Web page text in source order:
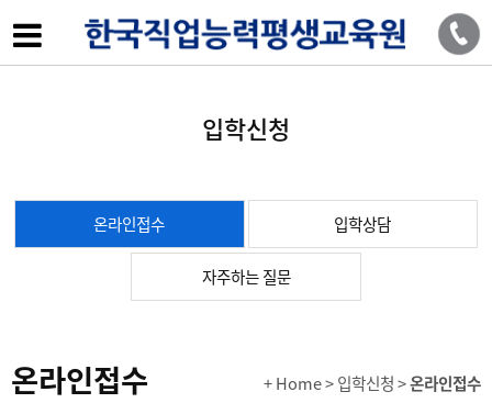
입학신청
온라인접수 입학상담
자주하는 질문
온라인접수 + Home> 입학신청 >온라인접수